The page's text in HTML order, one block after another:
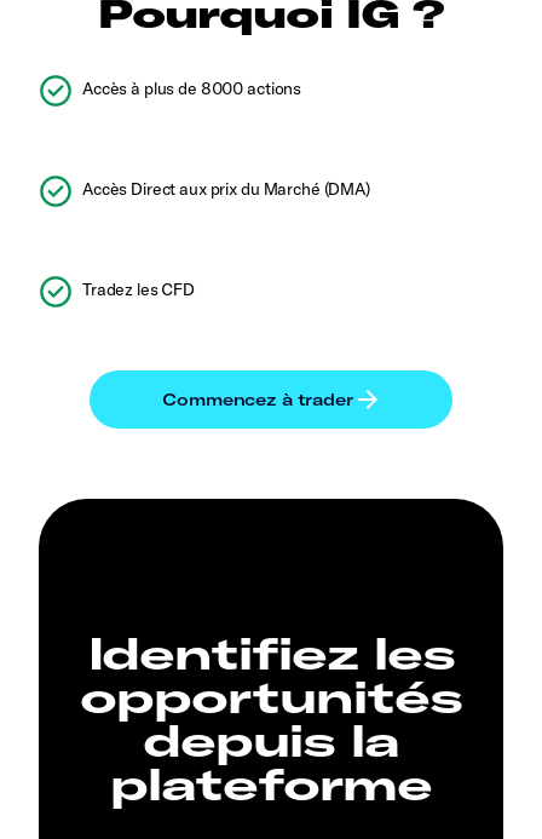
Pourquoi IG ?
Accès à plus de 8000 actions
Accès Direct aux prix du Marché (DMA)
Tradez les CFD
Identifiez les
opportunités
depuis la
plateforme